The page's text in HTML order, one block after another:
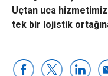
Uçtan uca
tek bir lojistik